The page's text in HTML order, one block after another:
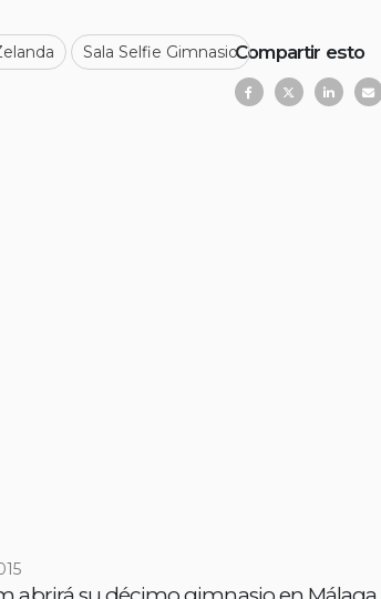
Sala Selfie GimnasioCompartir esto